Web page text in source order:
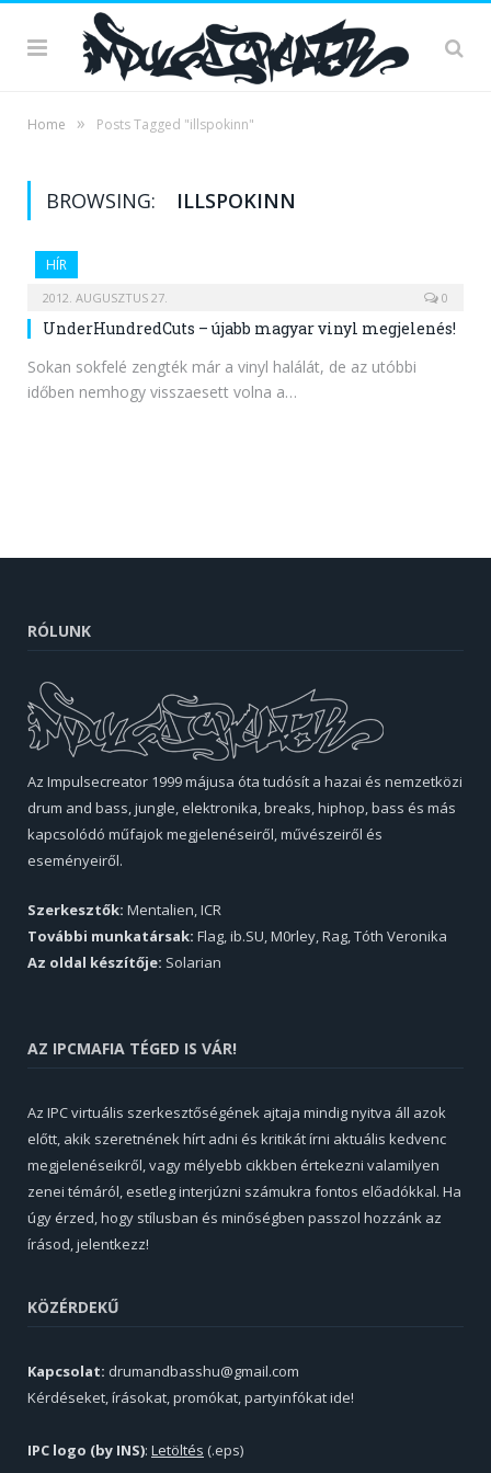
Home » Posts Tagged "illspokinn"
BROWSING: ILLSPOKINN
HÍR
2012. AUGUSZTUS 27. 0
UnderHundredCuts – újabb magyar vinyl megjelenés!
Sokan sokfelé zengték már a vinyl halálát, de az utóbbi
időben nemhogy visszaesett volna a…
RÓLUNK
Az Impulsecreator 1999 májusa óta tudósít a hazai és nemzetközi
drum and bass, jungle, elektronika, breaks, hiphop, bass és más
kapcsolódó műfajok megjelenéseiről, művészeiről és
eseményeiről.
Szerkesztők: Mentalien, ICR
További munkatársak: Flag, ib.SU, M0rley, Rag, Tóth Veronika
Az oldal készítője: Solarian
AZ IPCMAFIA TÉGED IS VÁR!
Az IPC virtuális szerkesztőségének ajtaja mindig nyitva áll azok
előtt, akik szeretnének hírt adni és kritikát írni aktuális kedvenc
megjelenéseikről, vagy mélyebb cikkben értekezni valamilyen
zenei témáról, esetleg interjúzni számukra fontos előadókkal. Ha
úgy érzed, hogy stílusban és minőségben passzol hozzánk az
írásod, jelentkezz!
KÖZÉRDEKŰ
Kapcsolat: drumandbasshu@gmail.com
Kérdéseket, írásokat, promókat, partyinfókat ide!
IPC logo (by INS): Letöltés (.eps)